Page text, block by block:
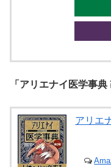
「アリエナイ医学事
アリエ